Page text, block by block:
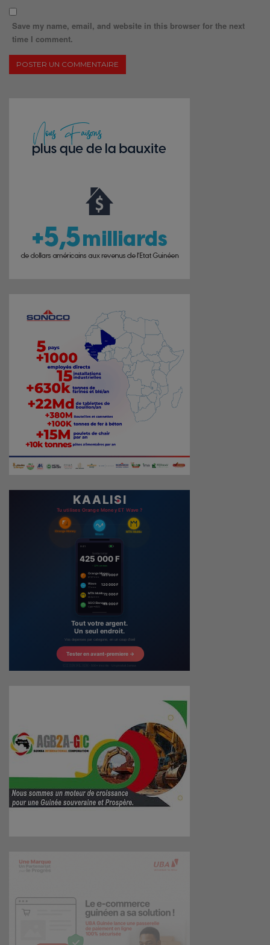
Save my name, email, and website in this browser for the next
time I comment.